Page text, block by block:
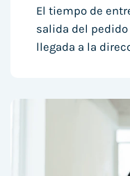
El tiempo de
salida del
llegada a la